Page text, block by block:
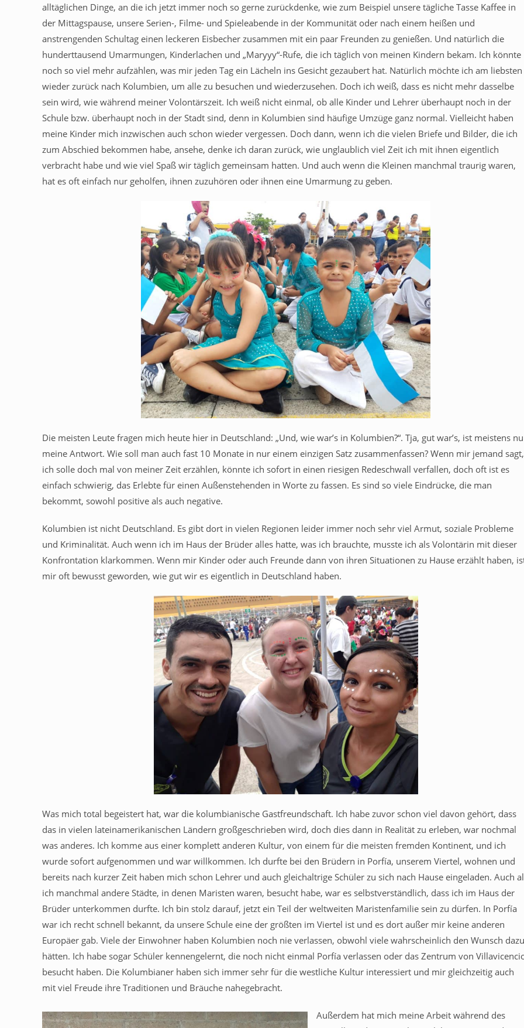
alltäglichen Dinge, an die ich jetzt immer noch so gerne zurückdenke, wie zum Beispiel unsere tägliche Tasse Kaffee in
der Mittagspause, unsere Serien-, Filme- und Spieleabende in der Kommunität oder nach einem heißen und
anstrengenden Schultag einen leckeren Eisbecher zusammen mit ein paar Freunden zu genießen. Und natürlich die
hunderttausend Umarmungen, Kinderlachen und „Maryyy“-Rufe, die ich täglich von meinen Kindern bekam. Ich könnte
noch so viel mehr aufzählen, was mir jeden Tag ein Lächeln ins Gesicht gezaubert hat. Natürlich möchte ich am liebsten
wieder zurück nach Kolumbien, um alle zu besuchen und wiederzusehen. Doch ich weiß, dass es nicht mehr dasselbe
sein wird, wie während meiner Volontärszeit. Ich weiß nicht einmal, ob alle Kinder und Lehrer überhaupt noch in der
Schule bzw. überhaupt noch in der Stadt sind, denn in Kolumbien sind häufige Umzüge ganz normal. Vielleicht haben
meine Kinder mich inzwischen auch schon wieder vergessen. Doch dann, wenn ich die vielen Briefe und Bilder, die ich
zum Abschied bekommen habe, ansehe, denke ich daran zurück, wie unglaublich viel Zeit ich mit ihnen eigentlich
verbracht habe und wie viel Spaß wir täglich gemeinsam hatten. Und auch wenn die Kleinen manchmal traurig waren,
hat es oft einfach nur geholfen, ihnen zuzuhören oder ihnen eine Umarmung zu geben.
Die meisten Leute fragen mich heute hier in Deutschland: „Und, wie war’s in Kolumbien?“. Tja, gut war’s, ist meistens
meine Antwort. Wie soll man auch fast 10 Monate in nur einem einzigen Satz zusammenfassen? Wenn mir jemand sagt,
ich solle doch mal von meiner Zeit erzählen, könnte ich sofort in einen riesigen Redeschwall verfallen, doch oft ist es
einfach schwierig, das Erlebte für einen Außenstehenden in Worte zu fassen. Es sind so viele Eindrücke, die man
bekommt, sowohl positive als auch negative.
Kolumbien ist nicht Deutschland. Es gibt dort in vielen Regionen leider immer noch sehr viel Armut, soziale Probleme
und Kriminalität. Auch wenn ich im Haus der Brüder alles hatte, was ich brauchte, musste ich als Volontärin mit dieser
Konfrontation klarkommen. Wenn mir Kinder oder auch Freunde dann von ihren Situationen zu Hause erzählt haben,
mir oft bewusst geworden, wie gut wir es eigentlich in Deutschland haben.
Was mich total begeistert hat, war die kolumbianische Gastfreundschaft. Ich habe zuvor schon viel davon gehört, dass
das in vielen lateinamerikanischen Ländern großgeschrieben wird, doch dies dann in Realität zu erleben, war nochmal
was anderes. Ich komme aus einer komplett anderen Kultur, von einem für die meisten fremden Kontinent, und ich
wurde sofort aufgenommen und war willkommen. Ich durfte bei den Brüdern in Porfía, unserem Viertel, wohnen und
bereits nach kurzer Zeit haben mich schon Lehrer und auch gleichaltrige Schüler zu sich nach Hause eingeladen. Auch
ich manchmal andere Städte, in denen Maristen waren, besucht habe, war es selbstverständlich, dass ich im Haus der
Brüder unterkommen durfte. Ich bin stolz darauf, jetzt ein Teil der weltweiten Maristenfamilie sein zu dürfen. In Porfía
war ich recht schnell bekannt, da unsere Schule eine der größten im Viertel ist und es dort außer mir keine anderen
Europäer gab. Viele der Einwohner haben Kolumbien noch nie verlassen, obwohl viele wahrscheinlich den Wunsch dazu
hätten. Ich habe sogar Schüler kennengelernt, die noch nicht einmal Porfía verlassen oder das Zentrum von
besucht haben. Die Kolumbianer haben sich immer sehr für die westliche Kultur interessiert und mir gleichzeitig auch
mit viel Freude ihre Traditionen und Bräuche nahegebracht.
Außerdem hat mich meine Arbeit während des